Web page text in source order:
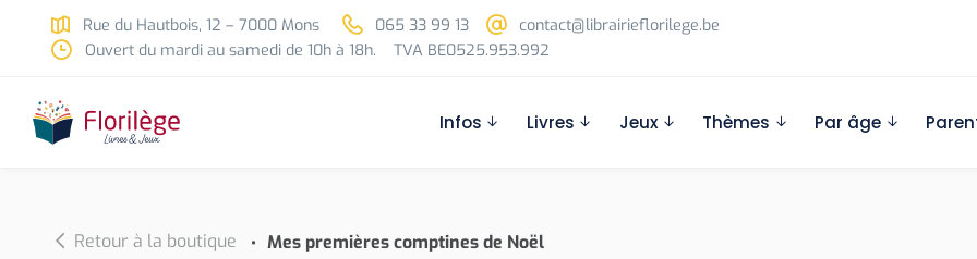
Skip to main content
Rue du Hautbois, 12 – 7000 Mons 065 33 99 13
contact@librairieflorilege.be
Ouvert du mardi au samedi de 10h à 18h.
TVA BE0525.953.992
Infos Livres Jeux Thèmes Par âge
Retour à la boutique Mes premières comptines de Noël